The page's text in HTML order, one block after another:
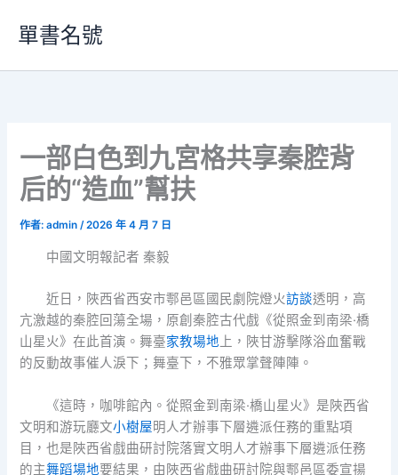
要
單書名號
一部白色到九宮格共享秦腔背
后的“造血”幫扶
作者:admin/2026 年 4 月 7 日
中國文明報記者 秦毅
近日，陜西省西安市鄠邑區國民劇院燈火訪談透明，高
亢激越的秦腔回蕩全場，原創秦腔古代戲《從照金到南梁·橋
山星火》在此首演。舞臺家教場地 上，陜甘游擊隊浴血奮戰
的反動故事催人淚下；舞臺下，不雅眾掌聲陣陣。
《這時，咖啡館內。從照金到南梁·橋山星火》是陜西省
文明和游玩廳文小樹屋明人才辦事下層遴派任務的重點項
目，也是陜西省戲曲研討院落實文明人才辦事下層遴派任務
的主舞蹈場地要結果，由陜西省戲曲研討院與鄠邑區委宣揚